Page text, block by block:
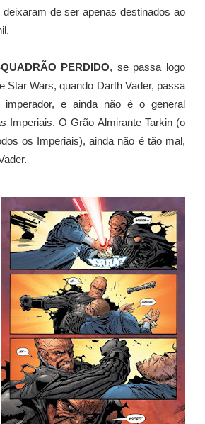
de ser apenas destinados ao
PERDIDO, se passa logo
Star Wars, quando Darth Vader, passa
e ainda não é o general
Imperiais. O Grão Almirante Tarkin (o
os Imperiais), ainda não é tão mal,